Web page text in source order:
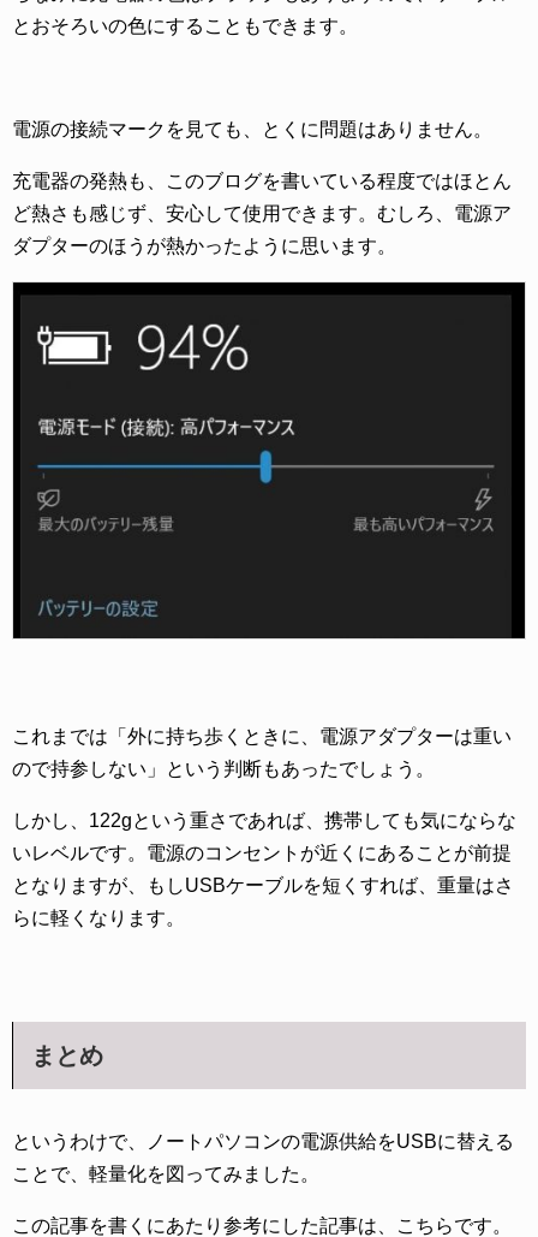
とおそろいの色にすることもできます。
電源の接続マークを見ても、とくに問題はありません。
充電器の発熱も、このブログを書いている程度ではほとん
ど熱さも感じず、安心して使用できます。むしろ、電源ア
ダプターのほうが熱かったように思います。
これまでは「外に持ち歩くときに、電源アダプターは重い
ので持参しない」という判断もあったでしょう。
しかし、122gという重さであれば、携帯しても気にならな
いレベルです。電源のコンセントが近くにあることが前提
となりますが、もしUSBケーブルを短くすれば、重量はさ
らに軽くなります。
まとめ
というわけで、ノートパソコンの電源供給をUSBに替える
ことで、軽量化を図ってみました。
この記事を書くにあたり参考にした記事は、こちらです。